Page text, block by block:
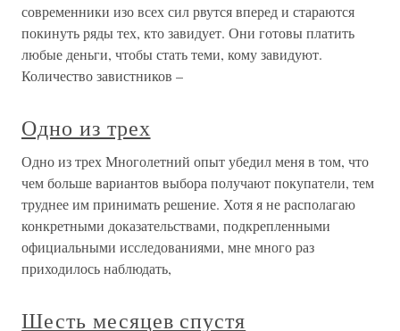
современники изо всех сил рвутся вперед и стараются
покинуть ряды тех, кто завидует. Они готовы платить
любые деньги, чтобы стать теми, кому завидуют.
Количество завистников –
Одно из трех
Одно из трех Многолетний опыт убедил меня в том, что
чем больше вариантов выбора получают покупатели, тем
труднее им принимать решение. Хотя я не располагаю
конкретными доказательствами, подкрепленными
официальными исследованиями, мне много раз
приходилось наблюдать,
Шесть месяцев спустя